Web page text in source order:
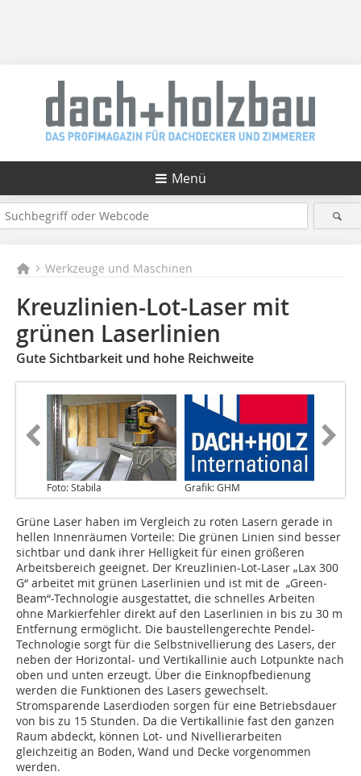
Menü
Werkzeuge und Maschinen
Kreuzlinien-Lot-Laser mit
grünen Laserlinien
Gute Sichtbarkeit und hohe Reichweite
Foto: Stabila Grafik: GHM
Grüne Laser haben im Vergleich zu roten Lasern gerade in
hellen Innenräumen Vorteile: Die grünen Linien sind besser
sichtbar und dank ihrer Helligkeit für einen größeren
Arbeitsbereich geeignet. Der Kreuzlinien-Lot-Laser „Lax 300
G“ arbeitet mit grünen Laserlinien und ist mit de „Green­
Beam“-Technologie ausgestattet, die schnelles Arbeiten
ohne Markierfehler direkt auf den Laserlinien in bis zu 30 m
Entfernung ermöglicht. Die baustellengerechte Pendel-
Technologie sorgt für die Selbstnivellierung des Lasers, der
neben der Horizontal- und Vertikallinie auch Lotpunkte nach
oben und unten erzeugt. Über die Einknopfbedienung
werden die Funktionen des Lasers gewechselt.
Stromsparende Laserdioden sorgen für eine Betriebsdauer
von bis zu 15 Stunden. Da die Vertikallinie fast den ganzen
Raum abdeckt, können Lot- und Nivellierarbeiten
gleichzeitig an Boden, Wand und Decke vorgenommen
werden.